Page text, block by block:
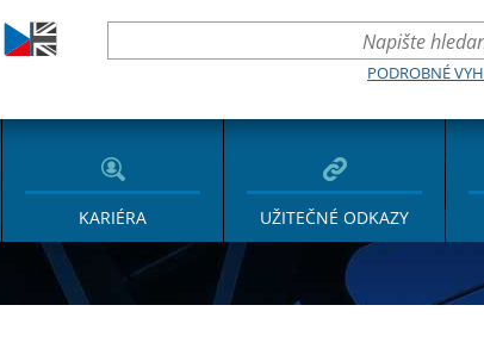
PODROBNÉ
KARIÉRA UŽITEČNÉ ODKAZY